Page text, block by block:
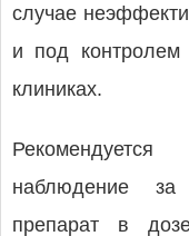
случае
и под контролем
клиниках.
наблюдение за
препарат в